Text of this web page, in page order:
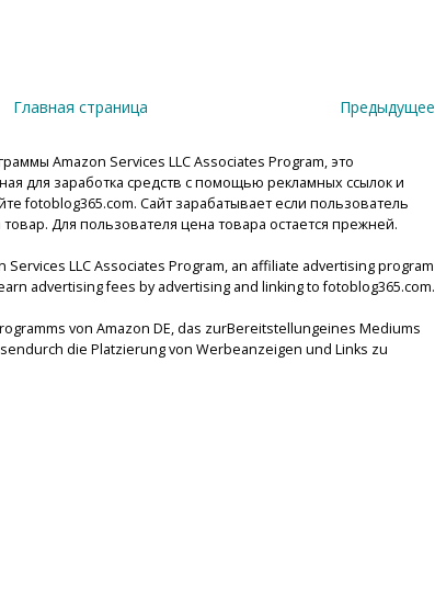
Предыдущее
Главная страница
Amazon Services LLC Associates Program, это
для заработка средств с помощью рекламных ссылок и
fotoblog365.com. Сайт зарабатывает если пользователь
Для пользователя цена товара остается прежней.
LLC Associates Program, an affiliate advertising program
advertising fees by advertising and linking to fotoblog365.com.
von Amazon DE, das zurBereitstellungeines Mediums
die Platzierung von Werbeanzeigen und Links zu